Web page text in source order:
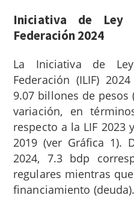
Iniciativa de
Federación 2024
La Iniciativa de
Federación (ILIF)
9.07 billones de pesos
variación, en
respecto a la LIF 2023
2019 (ver Gráfica 1).
2024, 7.3 bdp
regulares mientras
financiamiento (deuda).